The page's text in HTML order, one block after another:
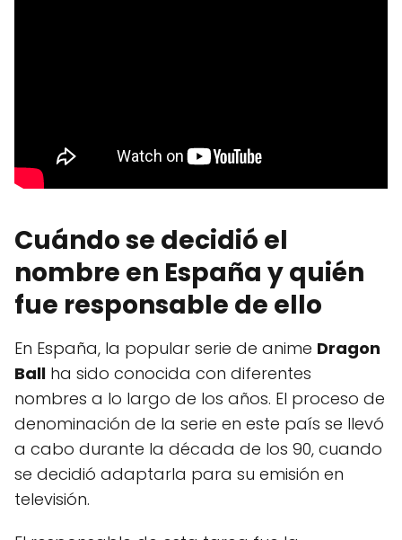
Cuándo se decidió el
nombre en España y quién
fue responsable de ello
En España, la popular serie de anime Dragon
Ball ha sido conocida con diferentes
nombres a lo largo de los años. El proceso de
denominación de la serie en este país se llevó
a cabo durante la década de los 90, cuando
se decidió adaptarla para su emisión en
televisión.